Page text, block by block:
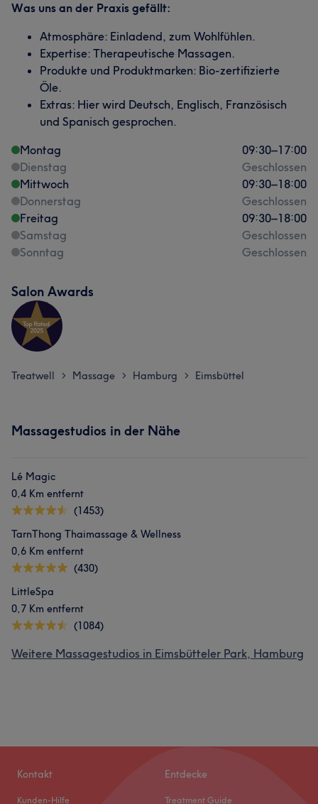
Was uns an der Praxis gefällt:
Atmosphäre: Einladend, zum Wohlfühlen.
Expertise: Therapeutische Massagen.
Produkte und Produktmarken: Bio-zertifizierte
Öle.
Extras: Hier wird Deutsch, Englisch, Französisch
und Spanisch gesprochen.
Montag
09:30–17:00
Dienstag
Geschlossen
Mittwoch
09:30–18:00
Donnerstag
Geschlossen
Freitag
09:30–18:00
Samstag
Geschlossen
Sonntag
Geschlossen
Salon Awards
Treatwell > Massage > Hamburg > Eimsbüttel
Massagestudios in der Nähe
Lé Magic
0,4 Km entfernt
(1453)
TarnThong Thaimassage & Wellness
0,6 Km entfernt
(430)
LittleSpa
0,7 Km entfernt
(1084)
Weitere Massagestudios in Eimsbütteler Park, Hamburg
Kontakt
Kunden-Hilfe
Entdecke
Treatment Guide